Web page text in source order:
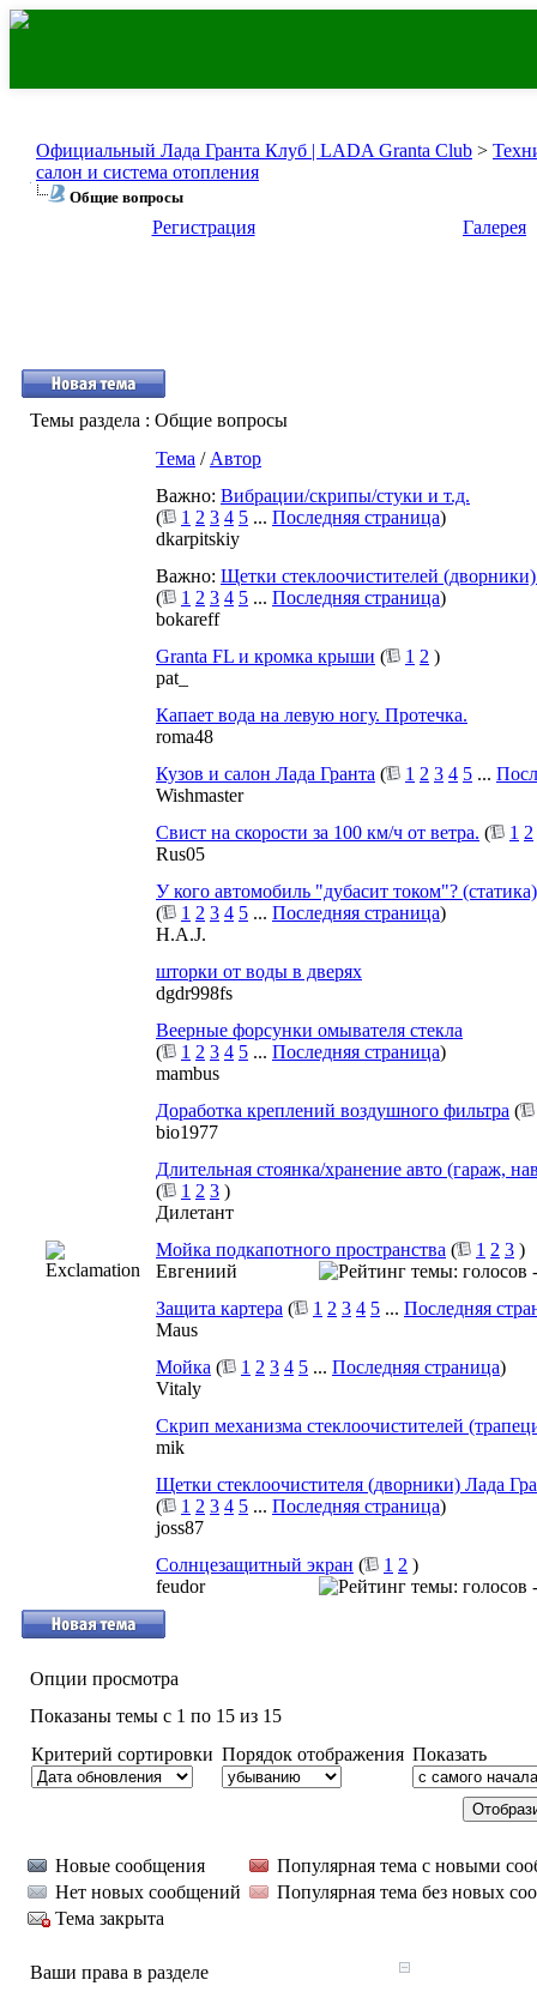
Официальный Лада Гранта Клуб | LADA Granta Club >
салон и система отопления
Общие вопросы
Регистрация Галерея
Темы раздела : Общие вопросы
Тема / Автор
Важно: Вибрации/скрипы/стуки и т.д.
(
1 2 3 4 5 ... Последняя страница)
dkarpitskiy
Важно: Щетки стеклоочистителей
(
1 2 3 4 5 ... Последняя страница)
bokareff
Granta FL и кромка крыши ( 1 2 )
pat_
Капает вода на левую ногу. Протечка.
roma48
Кузов и салон Лада Гранта ( 1 2 3 4 5 ...
Wishmaster
Свист на скорости за 100 км/ч от ветра. ( 1 2
Rus05
У кого автомобиль "дубасит током"? (статика)
(
1 2 3 4 5 ... Последняя страница)
H.A.J.
шторки от воды в дверях
dgdr998fs
Веерные форсунки омывателя стекла
(
1 2 3 4 5 ... Последняя страница)
mambus
Доработка креплений воздушного фильтра (
bio1977
Длительная стоянка/хранение авто (гараж,
(
1 2 3 )
Дилетант
Мойка подкапотного пространства ( 1 2 3 )
Евгениий
Защита картера ( 1 2 3 4 5 ... Последняя
Maus
Мойка ( 1 2 3 4 5 ... Последняя страница)
Vitaly
Скрип механизма стеклоочистителей
mik
Щетки стеклоочистителя (дворники) Лада
(
1 2 3 4 5 ... Последняя страница)
joss87
Солнцезащитный экран ( 1 2 )
feudor
Опции просмотра
Показаны темы с 1 по 15 из 15
Критерий сортировки Порядок отображения Показать
Новые сообщения
Популярная тема с новыми
Нет новых сообщений
Популярная тема без новых
Тема закрыта
Ваши права в разделе